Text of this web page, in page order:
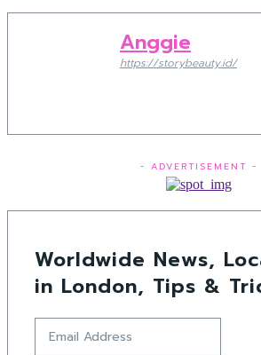
Anggie
https://storybeauty.id/
- ADVERTISEMENT -
Worldwide News,
in London, Tips &